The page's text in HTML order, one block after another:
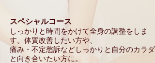
スペシャルコース
しっかりと時間をかけて全身の調整をしま
す。体質改善したい方や、
痛み・不定愁訴などしっかりと自分のカラダ
と向き合いたい方に。